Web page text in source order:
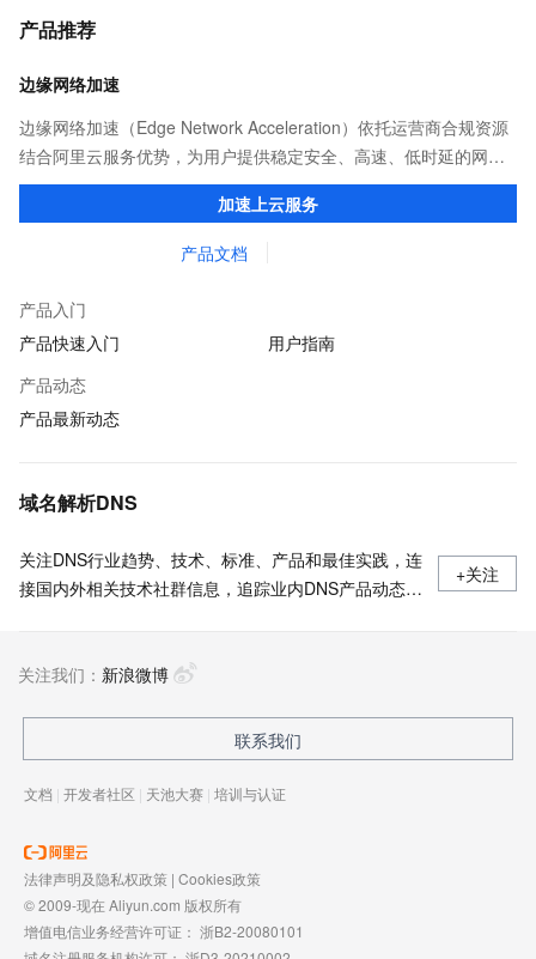
产品推荐
边缘网络加速
边缘网络加速（Edge Network Acceleration）依托运营商合规资源
结合阿里云服务优势，为用户提供稳定安全、高速、低时延的网络
传输，解决客户不同站点的连接、组网、数据安全传输、业务质量
加速上云服务
产品文档
产品入门
产品快速入门
用户指南
产品动态
产品最新动态
域名解析DNS
关注DNS行业趋势、技术、标准、产品和最佳实践，连
接国内外相关技术社群信息，追踪业内DNS产品动态，
+关注
关注我们： 新浪微博
联系我们
文档 | 开发者社区 | 天池大赛 | 培训与认证
法律声明及隐私权政策 | Cookies政策
© 2009-现在 Aliyun.com 版权所有
增值电信业务经营许可证： 浙B2-20080101